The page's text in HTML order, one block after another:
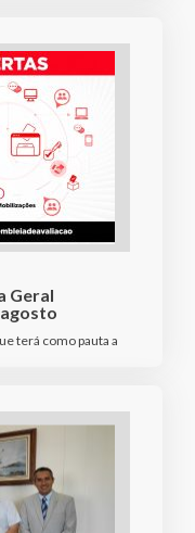
Geral
terá como pauta a